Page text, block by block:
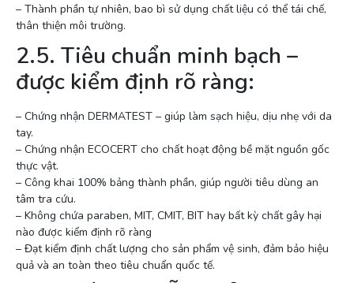
– Thành phần tự nhiên, bao bì sử dụng chất liệu có thể tái chế,
thân thiện môi trường.
2.5. Tiêu chuẩn minh bạch –
được kiểm định rõ ràng:
– Chứng nhận DERMATEST – giúp làm sạch hiệu, dịu nhẹ với da
tay.
– Chứng nhận ECOCERT cho chất hoạt động bề mặt nguồn gốc
thực vật.
– Công khai 100% bảng thành phần, giúp người tiêu dùng an
tâm tra cứu.
– Không chứa paraben, MIT, CMIT, BIT hay bất kỳ chất gây hại
nào được kiểm định rõ ràng
– Đạt kiểm định chất lượng cho sản phẩm vệ sinh, đảm bảo hiệu
quả và an toàn theo tiêu chuẩn quốc tế.